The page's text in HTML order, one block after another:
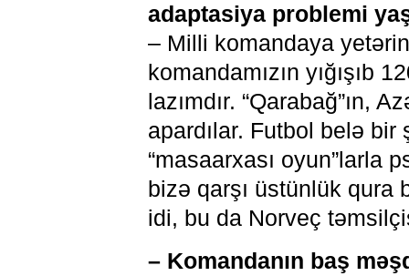
adaptasiya problemi
– Milli komandaya
komandamızın yığışıb
lazımdır. “Qarabağ”ın,
apardılar. Futbol belə
“masaarxası oyun”larla
bizə qarşı üstünlük qura
idi, bu da Norveç
– Komandanın baş